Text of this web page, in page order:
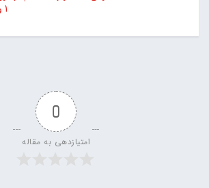
1 و شارژ 120 واتی
0
امتیازدهی به مقاله